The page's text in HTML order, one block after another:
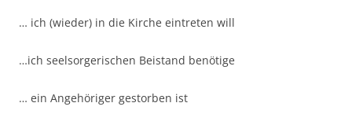
… ich (wieder) in die Kirche eintreten will
…ich seelsorgerischen Beistand benötige
… ein Angehöriger gestorben ist